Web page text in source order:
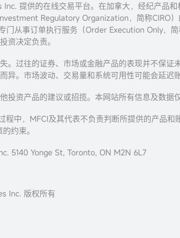
提供的在线交易平台。在加拿大，经纪产品
Regulatory Organization，简称CIRO
门从事订单执行服务（Order Execution Only，
资决定负责。
。过往的证券、市场或金融产品的表现并不保
异。市场波动、交易量和系统可用性可能会延迟
投资产品的建议或招揽。本网站所有信息及数据
程中，MFCI及其代表不负责判断所提供的产品
约束。
5140 Yonge St, Toronto, ON M2N 6L7
Inc. 版权所有